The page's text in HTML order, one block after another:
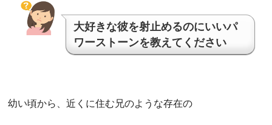
大好きな彼を射止めるのにいいパ
ワーストーンを教えてください
幼い頃から、近くに住む兄のような存在の